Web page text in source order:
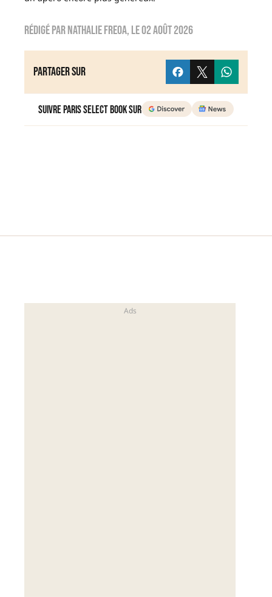
Rédigé parnathalie freoa, le02 août 2026
Partager sur
Suivre Paris Select Book sur